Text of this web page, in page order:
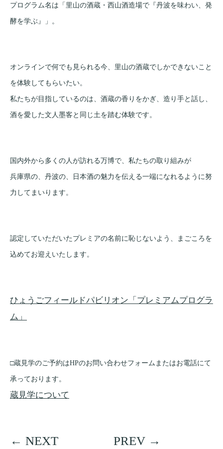
プログラム名は「里山の酒蔵・西山酒造場で『丹波を味わい、発
酵を学ぶ』」。
オンラインで何でも見られる今、里山の酒蔵でしかできないこと
を体験してもらいたい。
私たちが目指しているのは、酒蔵の香りをかぎ、造り手と話し、
酒を愛した文人墨客と同じ土を踏む体験です。
国内外から多くの人が訪れる万博で、私たちの取り組みが
兵庫県の、丹波の、日本酒の魅力を伝える一端になれるように努
力してまいります。
認定していただいたプレミアの名前に恥じないよう、まごころを
込めてお迎えいたします。
ひょうごフィールドパビリオン「プレミアムプログラ
ム」
□蔵見学のご予約はHPのお問い合わせフォームまたはお電話にて
承っております。
蔵見学について